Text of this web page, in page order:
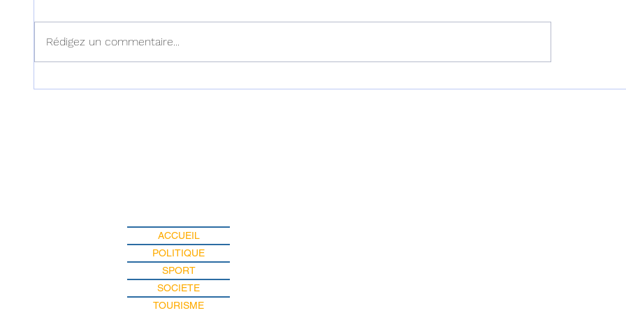
Jeunes Écrivains Émergents
pour valoriser les jeunes
Rédigez un commentaire...
ACCUEIL
POLITIQUE
SPORT
SOCIETE
TOURISME